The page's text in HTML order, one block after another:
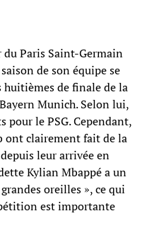
Paris Saint-Germain
de son équipe se
de finale de la
Munich. Selon lui,
le PSG. Cependant,
ont clairement fait de la
leur arrivée en
Kylian Mbappé a un
oreilles », ce qui
est importante